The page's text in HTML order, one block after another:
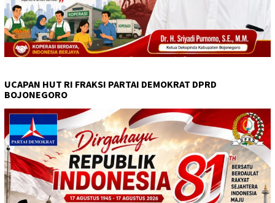
UCAPAN HUT RI FRAKSI PARTAI DEMOKRAT DPRD
BOJONEGORO